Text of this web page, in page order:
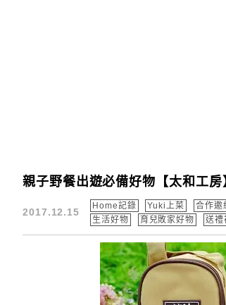
親子野餐出遊必備好物【太和工
2017.12.15
Home記錄 Yuki上菜 合作邀
生活好物
育兒敗家好物 送禮